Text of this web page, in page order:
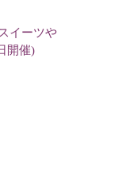
イーツや
開催)